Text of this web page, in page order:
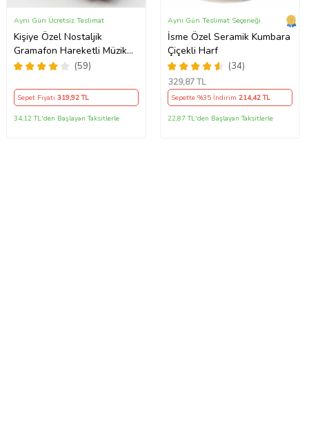
Kişiye Özel Nostaljik
Gramafon Hareketli Müzik
Kutusu
(59)
Aynı Gün Ücretsiz Teslimat
Sepet Fiyatı319,92 TL
34,12 TL'den Başlayan Taksitlerle
İsme Özel Seramik Kumbara
Çiçekli Harf
(34)
Aynı Gün Teslimat Seçeneği
329,87 TL
Sepette %35 İndirim214,42 TL
22,87 TL'den Başlayan Taksitlerle